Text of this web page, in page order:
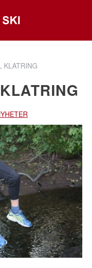
KLATRING